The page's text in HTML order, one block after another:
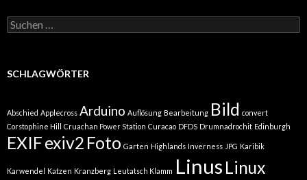
Suchen
nach:
SCHLAGWÖRTER
Abschied Applecross Arduino Auflösung Bearbeitung Bild convert
Corstophine Hill Cruachan Power Station Curacao DFDS Drumnadrochit Edinburgh
EXIFexiv2 Foto Garten Highlands Inverness JPG Karibik
Karwendel Katzen Kranzberg Leutatsch Klamm Linus Linux